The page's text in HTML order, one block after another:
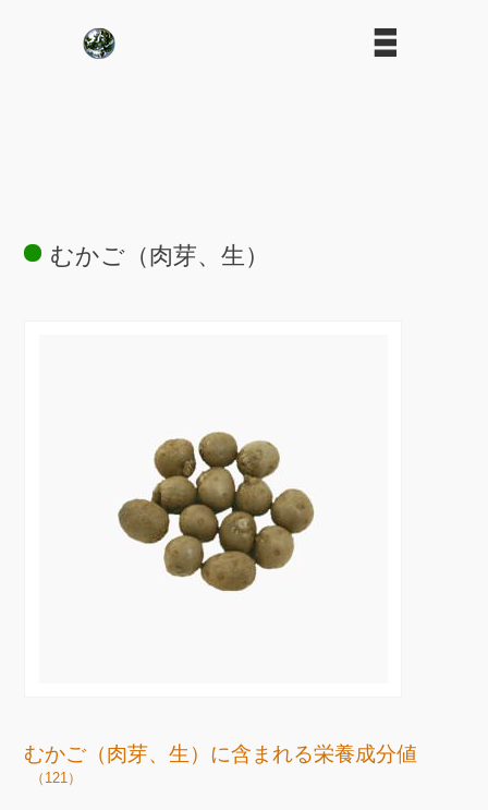
むかご（肉芽、生）
むかご（肉芽、生）に含まれる栄養成分値
（121）